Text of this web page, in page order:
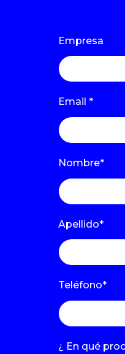
Empresa
Email *
Nombre*
Apellido*
Teléfono*
¿ En qué